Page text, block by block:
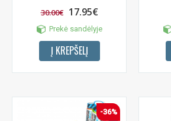
30.00€ 17.95€
Prekė sandėlyje
Į KREPŠELĮ
-36%